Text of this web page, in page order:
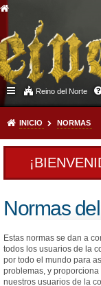
Reino del Norte
INICIO NORMAS
Normas
Estas normas se dan a
todos los usuarios de la
por todo el mundo para
problemas, y
nuestros usuarios de la